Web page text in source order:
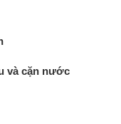
và cặn nước